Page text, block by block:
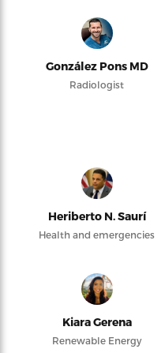
González Pons MD
Radiologist
Heriberto N. Saurí
Health and emergencies
Kiara Gerena
Renewable Energy